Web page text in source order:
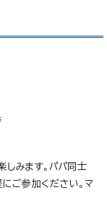
みます。パパ同士
ご参加ください。マ